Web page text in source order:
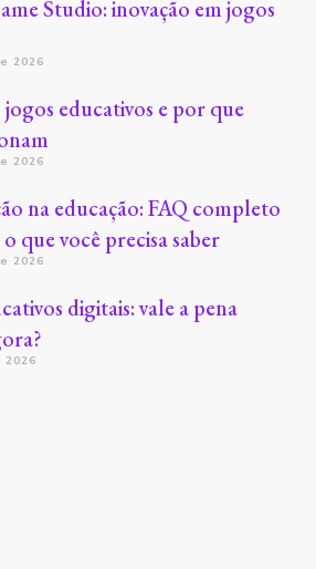
Studio: inovação em jogos
2026
jogos educativos e por que
2026
na educação: FAQ completo
que você precisa saber
2026
digitais: vale a pena